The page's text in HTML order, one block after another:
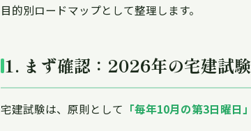
目的別ロードマップとして整理します。
1. まず確認：2026年の宅建試
宅建試験は、原則として 「毎年10月の第3日曜日」